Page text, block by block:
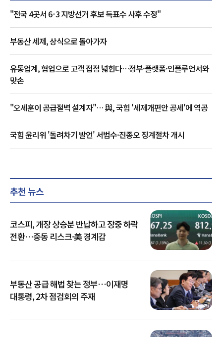
"전국 4곳서 6·3 지방선거 후보 득표수 사후 수정"
부동산 세제, 상식으로 돌아가자
유통업계, 협업으로 고객 접점 넓힌다…정부·플랫폼·인플루언서와
맞손
"오세훈이 공급절벽 설계자"… 與, 국힘 '세제개편안 공세'에 역공
국힘 윤리위 '돌려차기 발언' 서범수·진종오 징계절차 개시
추천 뉴스
코스피, 개장 상승분 반납하고 장중 하락
전환…중동 리스크·美 경계감
부동산 공급 해법 찾는 정부…이재명
대통령, 2차 점검회의 주재